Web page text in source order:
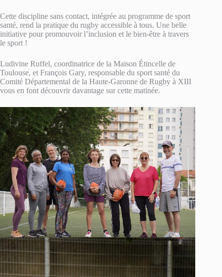
Cette discipline sans contact, intégrée au programme de sport
santé, rend la pratique du rugby accessible à tous. Une belle
initiative pour promouvoir l’inclusion et le bien-être à travers
le sport !
Ludivine Ruffel, coordinatrice de la Maison Étincelle de
Toulouse, et François Gary, responsable du sport santé du
Comité Départemental de la Haute-Garonne de Rugby à XIII
vous en font découvrir davantage sur cette matinée.